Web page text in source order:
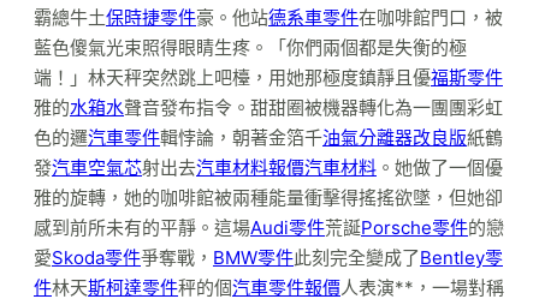
霸總牛土保時捷零件豪。他站德系車零件在咖啡館門口，被
藍色傻氣光束照得眼睛生疼。「你們兩個都是失衡的極
端！」林天秤突然跳上吧檯，用她那極度鎮靜且優福斯零件
雅的水箱水聲音發布指令。甜甜圈被機器轉化為一團團彩虹
色的邏汽車零件輯悖論，朝著金箔千油氣分離器改良版紙鶴
發汽車空氣芯射出去汽車材料報價汽車材料 。她做了一個優
雅的旋轉，她的咖啡館被兩種能量衝擊得搖搖欲墜，但她卻
感到前所未有的平靜。這場Audi零件荒誕Porsche零件的戀
愛Skoda零件爭奪戰， BMW零件此刻完全變成了Bentley零
件林天斯柯達零件秤的個汽車零件報價人表演**，一場對稱